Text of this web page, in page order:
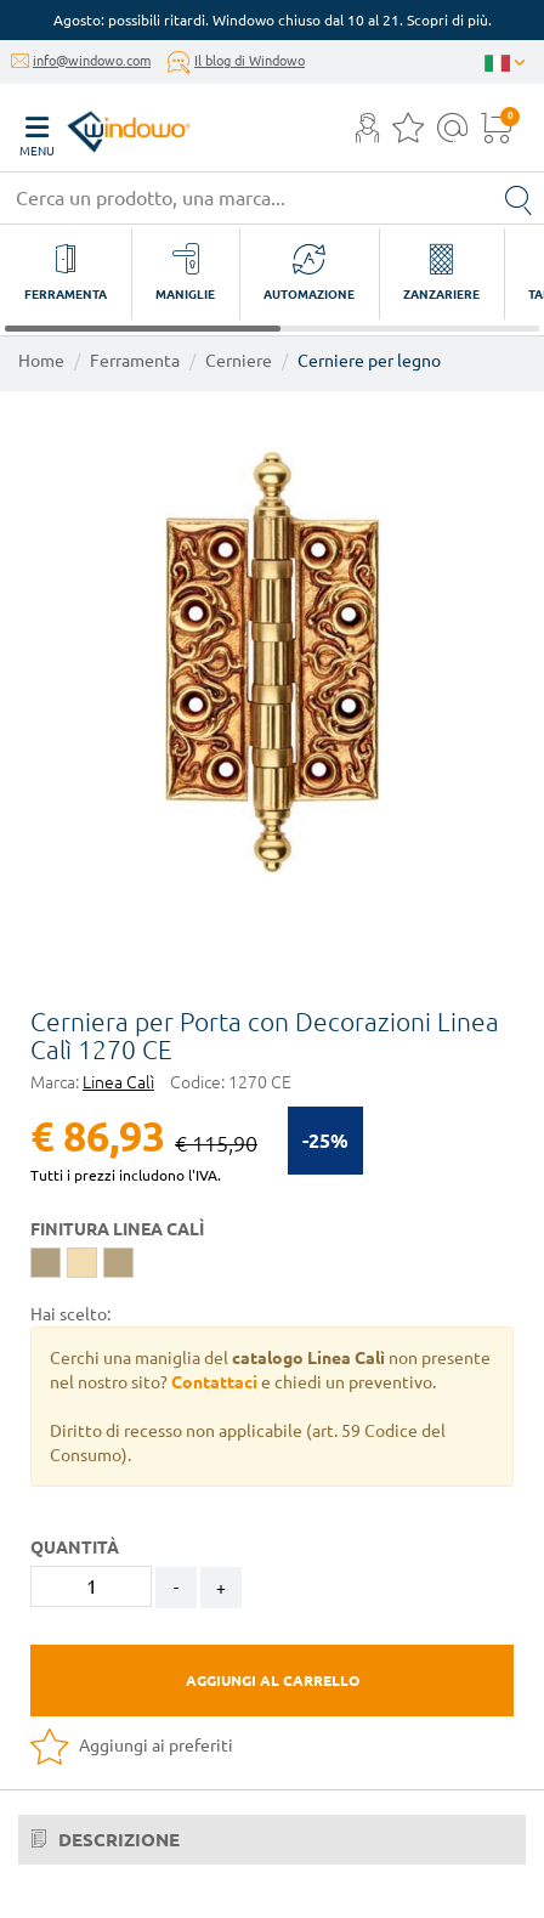
Agosto: possibili ritardi. Windowo chiuso dal 10 al 21. Scopri di più.
info@windowo.com Il blog di Windowo
MENU
0
FERRAMENTA MANIGLIE AUTOMAZIONE ZANZARIERE
Home Ferramenta Cerniere Cerniere per legno
Cerniera per Porta con Decorazioni Linea
Calì 1270 CE
Marca: Linea Calì Codice: 1270 CE
-25%
€ 86,93 € 115,90
Tutti i prezzi includono l'IVA.
FINITURA LINEA CALÌ
Hai scelto:
Cerchi una maniglia del catalogo Linea Calì non presente
nel nostro sito?Contattacie chiedi un preventivo.
Diritto di recesso non applicabile (art. 59 Codice del
Consumo).
QUANTITÀ
- +
AGGIUNGI AL CARRELLO
Aggiungi ai preferiti
DESCRIZIONE